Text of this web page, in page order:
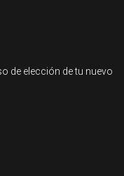
de elección de tu nuevo